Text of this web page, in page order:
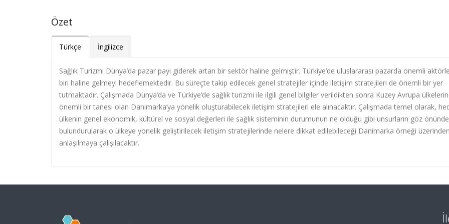
Özet
Türkçe İngilizce
Sağlık Turizmi Dünya’da pazar payı giderek artan bir sektör haline gelmiştir. Türkiye’de uluslararası pazarda önemli
biri haline gelmeyi hedeflemektedir. Bu süreçte takip edilecek genel stratejiler içinde iletişim stratejileri de önemli bir yer
tutmaktadır. Çalışmada Dünya’da ve Türkiye’de sağlık turizmi ile ilgili genel bilgiler verildikten sonra Kuzey Avrupa
önemli bir tanesi olan Danimarka’ya yönelik oluşturabilecek iletişim stratejileri ele alınacaktır. Çalışmada temel olarak,
ülkenin genel ekonomik, kültürel ve sosyal değerleri ile sağlık sisteminin durumunun ne olduğu gibi unsurların göz önünde
bulundurularak o ülkeye yönelik geliştirilecek iletişim stratejilerinde nelere dikkat edilebileceği Danimarka örneği üzerinden
anlaşılmaya çalışılacaktır.